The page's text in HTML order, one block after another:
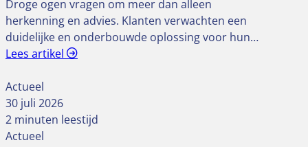
Droge ogen vragen om meer dan alleen
herkenning en advies. Klanten verwachten een
duidelijke en onderbouwde oplossing voor hun…
Lees artikel
Actueel
30 juli 2026
2 minuten leestijd
Actueel